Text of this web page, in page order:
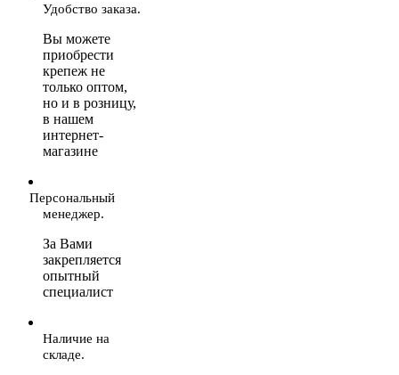
Удобство заказа.
Вы можете
приобрести
крепеж не
только оптом,
но и в розницу,
в нашем
интернет-
магазине
Персональный
менеджер.
За Вами
закрепляется
опытный
специалист
Наличие на
складе.